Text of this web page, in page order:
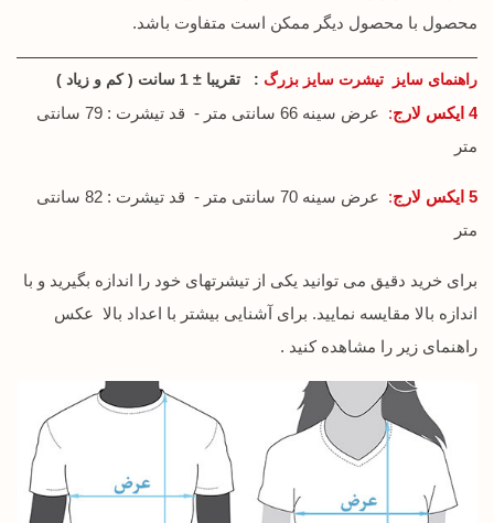
محصول با محصول دیگر ممکن است متفاوت باشد.
راهنمای سایز تیشرت سایز بزرگ : تقریبا ± 1 سانت ( کم و زیاد )
4 ایکس لارج :
عرض سینه 66 سانتی متر - قد تیشرت : 79 سانتی
متر
5 ایکس لارج :
عرض سینه 70 سانتی متر - قد تیشرت : 82 سانتی
متر
برای خرید دقیق می توانید یکی از تیشرتهای خود را اندازه بگیرید و با
اندازه بالا مقایسه نمایید. برای آشنایی بیشتر با اعداد بالا عکس
راهنمای زیر را مشاهده کنید .